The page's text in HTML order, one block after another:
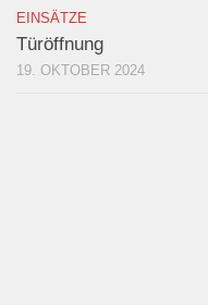
EINSÄTZE
Türöffnung
19. OKTOBER 2024